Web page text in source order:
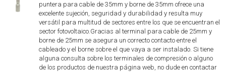
puntera para cable de 35mm y borne de 35mm ofrece una
excelente sujeción, seguridad y durabilidad y resulta muy
versátil para multitud de sectores entre los que se encuentran el
sector fotovoltaico.Gracias al terminal para cable de 25mm y
borne de 25mm se asegura un correcto contacto entre el
cableado y el borne sobre el que vaya a ser instalado. Si tiene
alguna consulta sobre los terminales de compresión o alguno
de los productos de nuestra página web, no dude en contactar